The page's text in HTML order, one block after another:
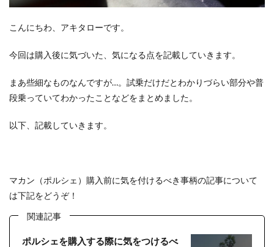
こんにちわ、アキタローです。
今回は購入後に気づいた、気になる点を記載していきます。
まあ些細なものなんですが…。試乗だけだとわかりづらい部分や普
段乗っていてわかったことなどをまとめました。
以下、記載していきます。
マカン（ポルシェ）購入前に気を付けるべき事柄の記事について
は下記をどうぞ！
関連記事
ポルシェを購入する際に気をつけるべ